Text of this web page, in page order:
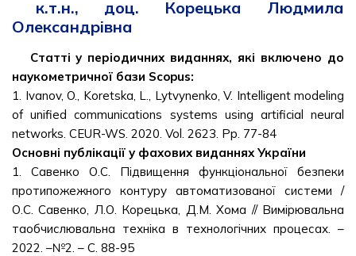
к.т.н., доц. Корецька Людмила
Олександрівна
Статті у періодичних виданнях, які включено до
наукометричної бази Scopus:
1. Ivanov, O., Koretska, L., Lytvynenko, V. Intelligent modeling
of unified communications systems using artificial neural
networks. CEUR-WS. 2020. Vol. 2623. Pp. 77-84
Основні публікації у фахових виданнях України
1. Савенко О.С. Підвищення функціональної безпеки
протипожежного контуру автоматизованої системи /
О.С. Савенко, Л.О. Корецька, Д.М. Хома // Вимірювальна
таобчислювальна техніка в технологічних процесах. –
2022. –№2. – С. 88-95